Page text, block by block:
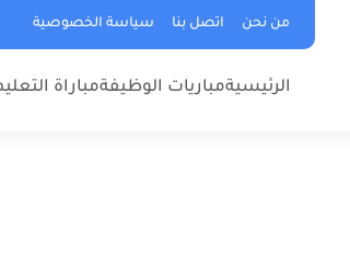
من نحن اتصل بنا سياسة الخصوصية
الرئيسيةمباريات الوظيفةمباراة